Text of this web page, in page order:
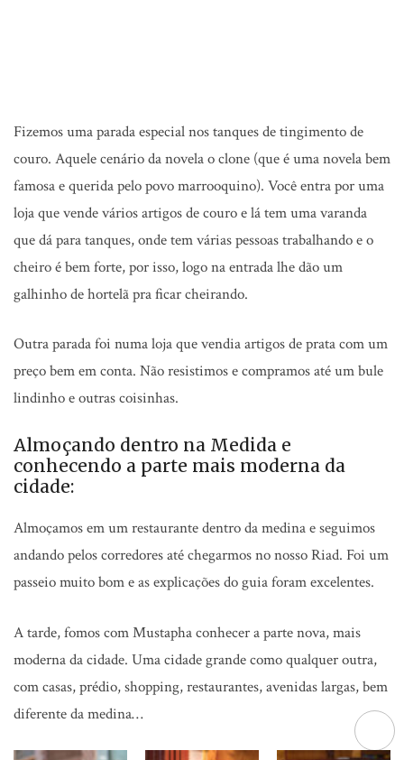
Fizemos uma parada especial nos tanques de tingimento de
couro. Aquele cenário da novela o clone (que é uma novela bem
famosa e querida pelo povo marrooquino). Você entra por uma
loja que vende vários artigos de couro e lá tem uma varanda
que dá para tanques, onde tem várias pessoas trabalhando e o
cheiro é bem forte, por isso, logo na entrada lhe dão um
galhinho de hortelã pra ficar cheirando.
Outra parada foi numa loja que vendia artigos de prata com um
preço bem em conta. Não resistimos e compramos até um bule
lindinho e outras coisinhas.
Almoçando dentro na Medida e
conhecendo a parte mais moderna da
cidade:
Almoçamos em um restaurante dentro da medina e seguimos
andando pelos corredores até chegarmos no nosso Riad. Foi um
passeio muito bom e as explicações do guia foram excelentes.
A tarde, fomos com Mustapha conhecer a parte nova, mais
moderna da cidade. Uma cidade grande como qualquer outra,
com casas, prédio, shopping, restaurantes, avenidas largas, bem
diferente da medina…